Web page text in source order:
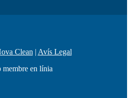
Clean | Avís Legal
en línia